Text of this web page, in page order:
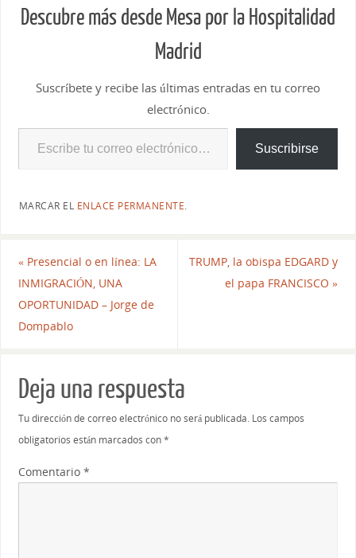
Descubre más desde Mesa por la Hospitalidad
Madrid
Suscríbete y recibe las últimas entradas en tu correo
electrónico.
Suscribirse
MARCAR EL ENLACE PERMANENTE.
«Presencial o en línea: LA
INMIGRACIÓN, UNA
OPORTUNIDAD – Jorge de
Dompablo
TRUMP, la obispa EDGARD y
el papa FRANCISCO»
Deja una respuesta
Tu dirección de correo electrónico no será publicada. Los campos
obligatorios están marcados con*
Comentario *